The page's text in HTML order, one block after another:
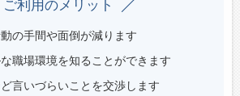
ご利用のメリット
の手間や面倒が減ります
職場環境を知ることができます
言いづらいことを交渉します